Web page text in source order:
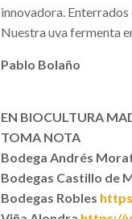
innovadora.
Nuestra uva fermenta
Pablo Bolaño
EN BIOCULTURA
TOMA NOTA
Bodega Andrés
Bodegas Castillo de
Bodegas Robles